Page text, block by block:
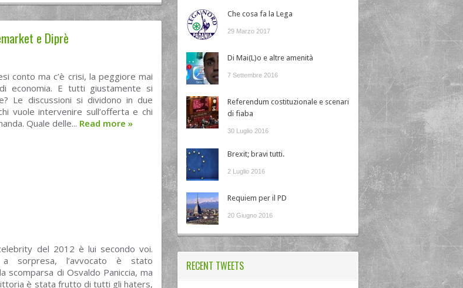
e Diprè
conto ma c’è crisi, la peggiore mai
economia. E tutti giustamente si
Le discussioni si dividono in due
vuole intervenire sull’offerta e chi
Quale delle... Read more »
del 2012 è lui secondo voi.
sorpresa, l’avvocato è stato
scomparsa di Osvaldo Paniccia, ma
è stata frutto di tutti gli haters,
Che cosa fa la Lega
29 Marzo 2017
Di Mai(L)o e altre amenità
7 Settembre 2016
Referendum costituzionale e scenari
di fiaba
30 Luglio 2016
Brexit; bravi tutti.
2 Luglio 2016
Requiem per il PD
20 Giugno 2016
RECENT TWEETS